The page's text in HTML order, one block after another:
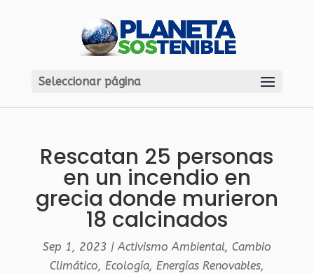
Seleccionar página
Rescatan 25 personas
en un incendio en
grecia donde murieron
18 calcinados
Sep 1, 2023 |Activismo Ambiental, Cambio
Climático, Ecología, Energías Renovables,